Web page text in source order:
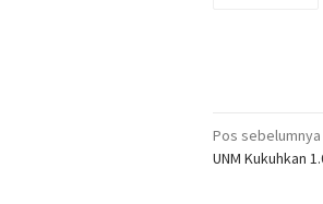
Navigasi
pos
Pos sebelumnya
UNM Kukuhkan